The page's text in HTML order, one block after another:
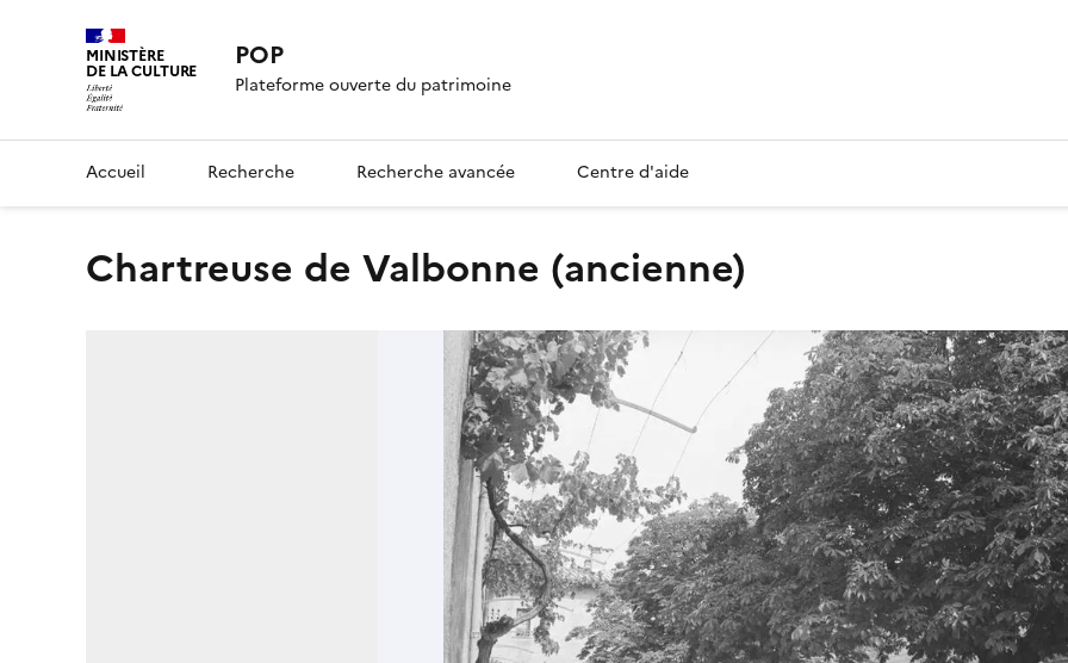
MINISTÈRE
DE LA CULTURE POP
Plateforme ouverte du patrimoine
Accueil Recherche Recherche avancée Centre d'aide
chartreuse de Valbonne (ancienne)